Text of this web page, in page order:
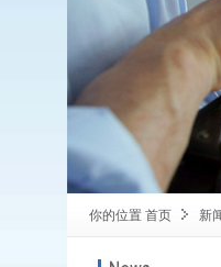
你的位置 首页 新